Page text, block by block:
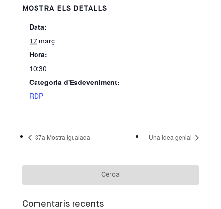
MOSTRA ELS DETALLS
Data:
17 març
Hora:
10:30
Categoria d'Esdeveniment:
RDP
37a Mostra Igualada Una idea genial
Comentaris recents